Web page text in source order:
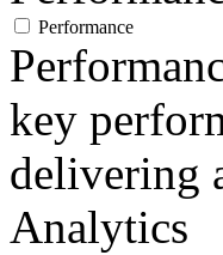
Performance
key
delivering
Analytics